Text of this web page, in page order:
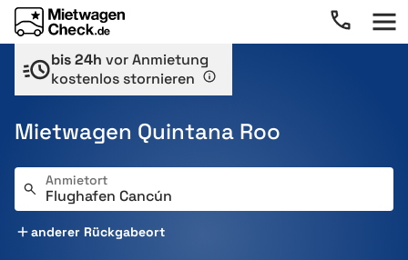
bis 24h vor Anmietung
kostenlos stornieren
Mietwagen Quintana Roo
Anmietort
anderer Rückgabeort